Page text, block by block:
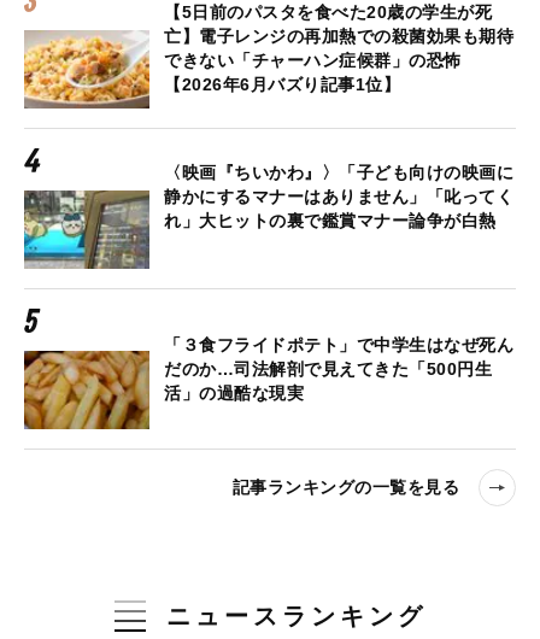
【5日前のパスタを食べた20歳の学生が死
亡】電子レンジの再加熱での殺菌効果も期待
できない「チャーハン症候群」の恐怖
【2026年6月バズり記事1位】
〈映画『ちいかわ』〉「子ども向けの映画に
静かにするマナーはありません」「叱ってく
れ」大ヒットの裏で鑑賞マナー論争が白熱
「３食フライドポテト」で中学生はなぜ死ん
だのか…司法解剖で見えてきた「500円生
活」の過酷な現実
記事ランキングの一覧を見る
ニュースランキング